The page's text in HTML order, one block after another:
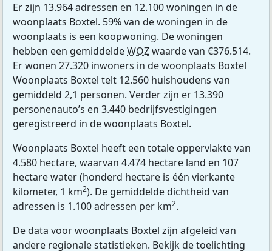
Er zijn 13.964 adressen en 12.100 woningen in de
woonplaats Boxtel. 59% van de woningen in de
woonplaats is een koopwoning. De woningen
hebben een gemiddeldeWOZwaarde van €376.514.
Er wonen 27.320 inwoners in de woonplaats Boxtel
Woonplaats Boxtel telt 12.560 huishoudens van
gemiddeld 2,1 personen. Verder zijn er 13.390
personenauto’s en 3.440 bedrijfsvestigingen
geregistreerd in de woonplaats Boxtel.
Woonplaats Boxtel heeft een totale oppervlakte van
4.580 hectare, waarvan 4.474 hectare land en 107
hectare water (honderd hectare is één vierkante
kilometer, 1 km2). De gemiddelde dichtheid van
adressen is 1.100 adressen per km2.
De data voor woonplaats Boxtel zijn afgeleid van
andere regionale statistieken. Bekijk de toelichting